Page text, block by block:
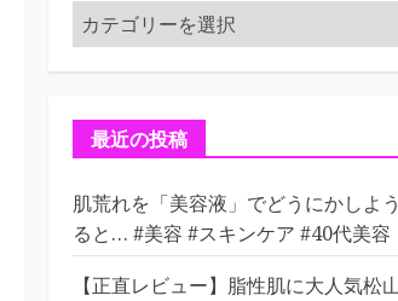
カ
テ
ゴ
ー最近の投稿
肌荒れを「美容液」でどうにかしよ
ると… #美容 #スキンケア #40代美容
【正直レビュー】脂性肌に大人気松